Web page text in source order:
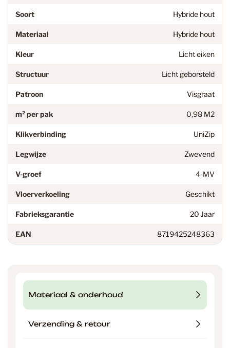
Soort Hybride hout
Materiaal Hybride hout
Kleur Licht eiken
Structuur Licht geborsteld
Patroon Visgraat
m² per pak 0,98 M2
Klikverbinding UniZip
Legwijze Zwevend
V-groef 4-MV
Vloerverkoeling Geschikt
Fabrieksgarantie 20 Jaar
EAN 8719425248363
Materiaal & onderhoud
Verzending & retour